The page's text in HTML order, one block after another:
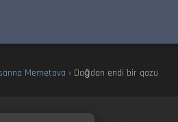
Memetova › Dağdan endi bir qozu